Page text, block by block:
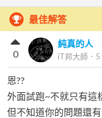
最佳解答
純真的人
iT邦大師 ． 5
0
恩??
外面試跑~不就只有這
但不知道你的問題還